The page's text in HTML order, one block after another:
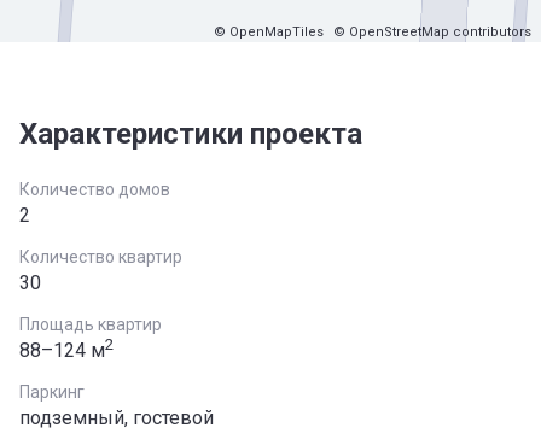
© OpenMapTiles © OpenStreetMap contributors
Характеристики проекта
Количество домов
2
Количество квартир
30
Площадь квартир
88–124 м2
Паркинг
подземный, гостевой